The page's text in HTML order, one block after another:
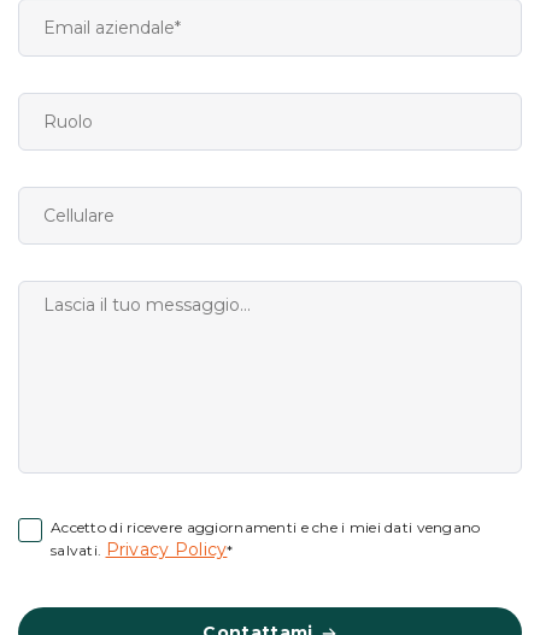
Accetto di ricevere aggiornamenti e che i miei dati vengano
salvati. Privacy Policy*